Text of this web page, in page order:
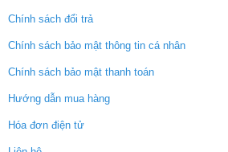
Chính sách đổi trả
Chính sách bảo mật thông tin cá nhân
Chính sách bảo mật thanh toán
Hướng dẫn mua hàng
Hóa đơn điện tử